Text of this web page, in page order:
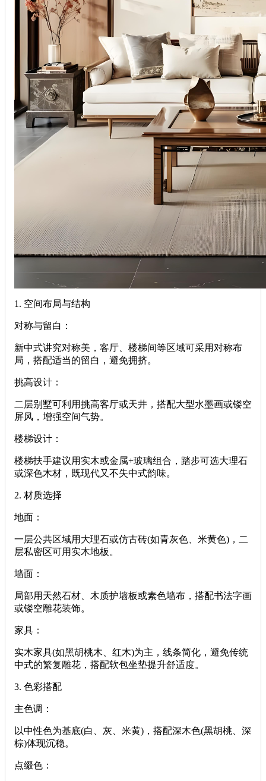
‌1. 空间布局与结构‌
‌对称与留白‌：
新中式讲究对称美，客厅、楼梯间等区域可采用对称布
局，搭配适当的留白，避免拥挤。
‌挑高设计‌：
二层别墅可利用挑高客厅或天井，搭配大型水墨画或镂空
屏风，增强空间气势。
‌楼梯设计‌：
楼梯扶手建议用实木或金属+玻璃组合，踏步可选大理石
或深色木材，既现代又不失中式韵味。
‌2. 材质选择‌
‌地面‌：
一层公共区域用大理石或仿古砖(如青灰色、米黄色)，二
层私密区可用实木地板。
‌墙面‌：
局部用天然石材、木质护墙板或素色墙布，搭配书法字画
或镂空雕花装饰。
‌家具‌：
实木家具(如黑胡桃木、红木)为主，线条简化，避免传统
中式的繁复雕花，搭配软包坐垫提升舒适度。
‌3. 色彩搭配‌
‌主色调‌：
以中性色为基底(白、灰、米黄)，搭配深木色(黑胡桃、深
棕)体现沉稳。
‌点缀色‌：